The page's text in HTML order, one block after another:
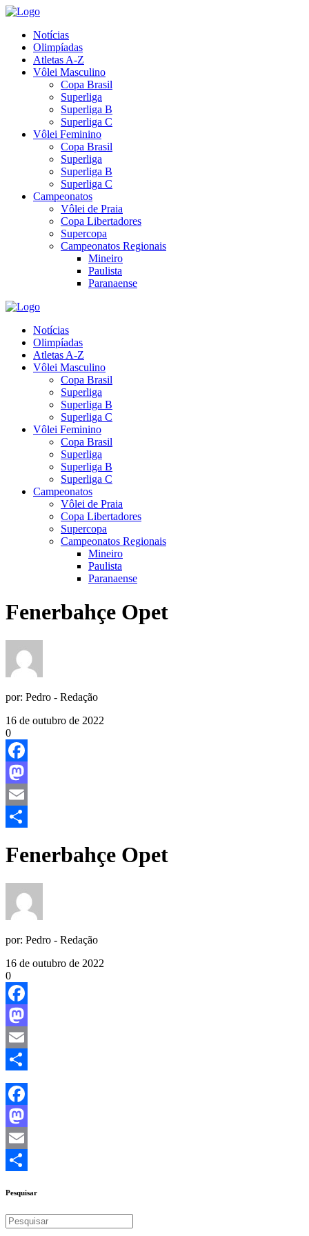
Notícias
Olimpíadas
Atletas A-Z
Vôlei Masculino
Copa Brasil
Superliga
Superliga B
Superliga C
Vôlei Feminino
Copa Brasil
Superliga
Superliga B
Superliga C
Campeonatos
Vôlei de Praia
Copa Libertadores
Supercopa
Campeonatos Regionais
Mineiro
Paulista
Paranaense
Notícias
Olimpíadas
Atletas A-Z
Vôlei Masculino
Copa Brasil
Superliga
Superliga B
Superliga C
Vôlei Feminino
Copa Brasil
Superliga
Superliga B
Superliga C
Campeonatos
Vôlei de Praia
Copa Libertadores
Supercopa
Campeonatos Regionais
Mineiro
Paulista
Paranaense
Fenerbahçe Opet
por: Pedro - Redação
16 de outubro de 2022
0
Facebook
Mastodon
Email
Fenerbahçe Opet
por: Pedro - Redação
16 de outubro de 2022
0
Facebook
Mastodon
Email
Share
Facebook
Mastodon
Email
Pesquisar